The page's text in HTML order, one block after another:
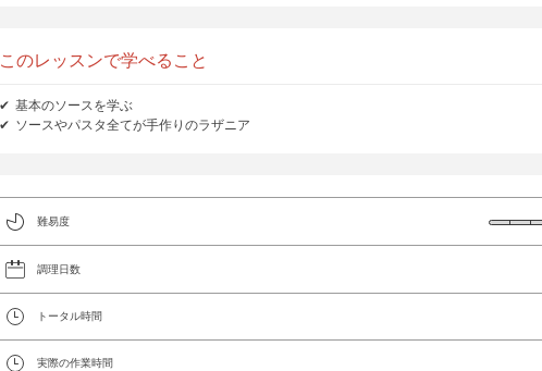
このレッスンで学べること
基本のソースを学ぶ
ソースやパスタ全てが手作りのラザニア
難易度
調理日数
トータル時間
実際の作業時間